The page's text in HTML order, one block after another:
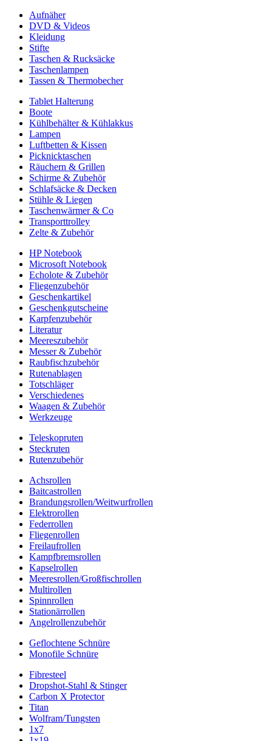
Aufnäher
DVD & Videos
Kleidung
Stifte
Taschen & Rucksäcke
Taschenlampen
Tassen & Thermobecher
Tablet Halterung
Boote
Kühlbehälter & Kühlakkus
Lampen
Luftbetten & Kissen
Picknicktaschen
Räuchern & Grillen
Schirme & Zubehör
Schlafsäcke & Decken
Stühle & Liegen
Taschenwärmer & Co
Transporttrolley
Zelte & Zubehör
HP Notebook
Microsoft Notebook
Echolote & Zubehör
Fliegenzubehör
Geschenkartikel
Geschenkgutscheine
Karpfenzubehör
Literatur
Meereszubehör
Messer & Zubehör
Raubfischzubehör
Rutenablagen
Totschläger
Verschiedenes
Waagen & Zubehör
Werkzeuge
Teleskopruten
Steckruten
Rutenzubehör
Achsrollen
Baitcastrollen
Brandungsrollen/Weitwurfrollen
Elektrorollen
Federrollen
Fliegenrollen
Freilaufrollen
Kampfbremsrollen
Kapselrollen
Meeresrollen/Großfischrollen
Multirollen
Spinnrollen
Stationärrollen
Angelrollenzubehör
Geflochtene Schnüre
Monofile Schnüre
Fibresteel
Dropshot-Stahl & Stinger
Carbon X Protector
Titan
Wolfram/Tungsten
1x7